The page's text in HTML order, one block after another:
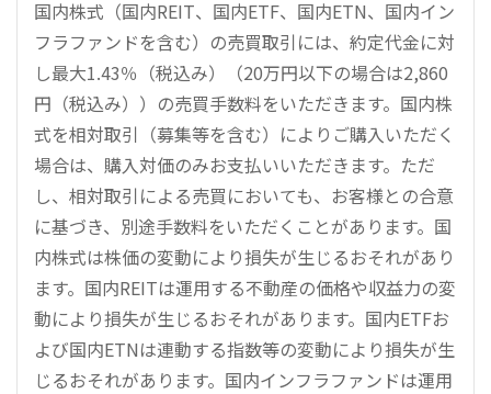
国内株式（国内REIT、国内ETF、国内ETN、国内イン
フラファンドを含む）の売買取引には、約定代金に対
し最大1.43％（税込み）（20万円以下の場合は2,860
円（税込み））の売買手数料をいただきます。国内株
式を相対取引（募集等を含む）によりご購入いただく
場合は、購入対価のみお支払いいただきます。ただ
し、相対取引による売買においても、お客様との合意
に基づき、別途手数料をいただくことがあります。国
内株式は株価の変動により損失が生じるおそれがあり
ます。国内REITは運用する不動産の価格や収益力の変
動により損失が生じるおそれがあります。国内ETFお
よび国内ETNは連動する指数等の変動により損失が生
じるおそれがあります。国内インフラファンドは運用